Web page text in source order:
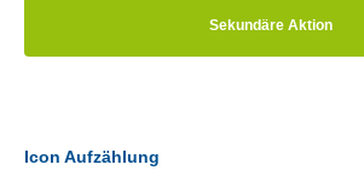
Sekundäre Aktion
Icon Aufzählung